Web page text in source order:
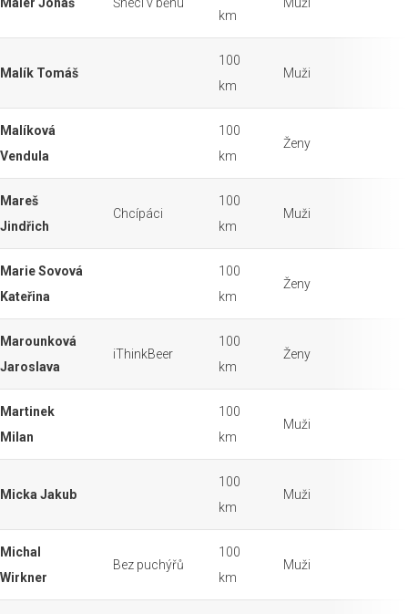
km
Malík Tomáš
100
km
Muži
Malíková
Vendula
100
km
Ženy
Mareš
Jindřich
Chcípáci
100
km
Muži
Marie Sovová
Kateřina
100
km
Ženy
Marounková
Jaroslava
iThinkBeer
100
km
Ženy
Martinek
Milan
100
km
Muži
Micka Jakub
100
km
Muži
Michal
Wirkner
Bez puchýřů
100
km
Muži